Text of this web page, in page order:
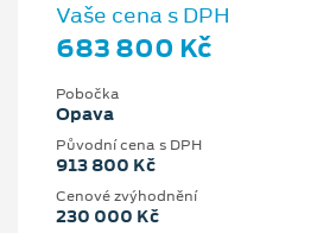
Vaše cena s DPH
683 800 Kč
Pobočka
Opava
Původní cena s DPH
913 800 Kč
Cenové zvýhodnění
230 000 Kč